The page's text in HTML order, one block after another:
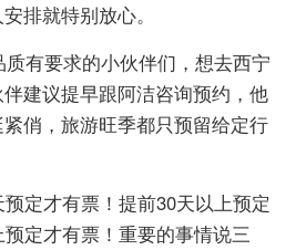
排就特别放心。
有要求的小伙伴们，想去西宁
建议提早跟阿洁咨询预约，他
俏，旅游旺季都只预留给定行
定才有票！提前30天以上预定
定才有票！重要的事情说三